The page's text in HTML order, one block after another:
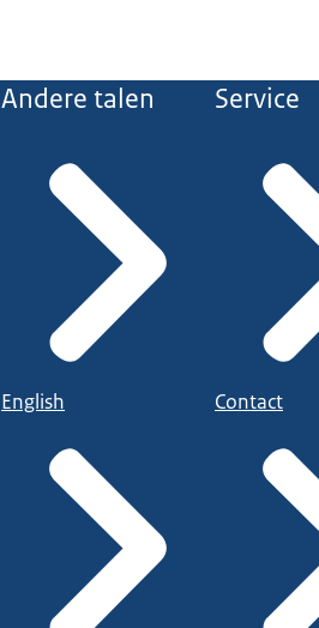
Andere talen
English
Service
Contact